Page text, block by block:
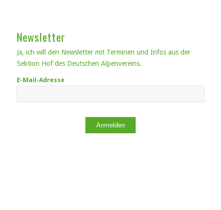
Newsletter
Ja, ich will den Newsletter mit Terminen und Infos aus der
Sektion Hof des Deutschen Alpenvereins.
E-Mail-Adresse
Anmelden